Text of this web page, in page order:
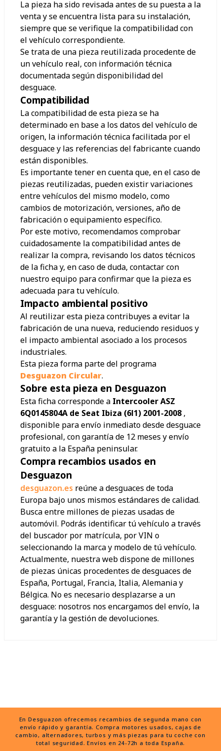
La pieza ha sido revisada antes de su puesta a la
venta y se encuentra lista para su instalación,
siempre que se verifique la compatibilidad con
el vehículo correspondiente.
Se trata de una pieza reutilizada procedente de
un vehículo real, con información técnica
documentada según disponibilidad del
desguace.
Compatibilidad
La compatibilidad de esta pieza se ha
determinado en base a los datos del vehículo de
origen, la información técnica facilitada por el
desguace y las referencias del fabricante cuando
están disponibles.
Es importante tener en cuenta que, en el caso de
piezas reutilizadas, pueden existir variaciones
entre vehículos del mismo modelo, como
cambios de motorización, versiones, año de
fabricación o equipamiento específico.
Por este motivo, recomendamos comprobar
cuidadosamente la compatibilidad antes de
realizar la compra, revisando los datos técnicos
de la ficha y, en caso de duda, contactar con
nuestro equipo para confirmar que la pieza es
adecuada para tu vehículo.
Impacto ambiental positivo
Al reutilizar esta pieza contribuyes a evitar la
fabricación de una nueva, reduciendo residuos y
el impacto ambiental asociado a los procesos
industriales.
Esta pieza forma parte del programa
Desguazon Circular.
Sobre esta pieza en Desguazon
Esta ficha corresponde a Intercooler ASZ
6Q0145804A de Seat Ibiza (6l1) 2001-2008 ,
disponible para envío inmediato desde desguace
profesional, con garantía de 12 meses y envío
gratuito a la España peninsular.
Compra recambios usados en
Desguazon
desguazon.es reúne a desguaces de toda
Europa bajo unos mismos estándares de calidad.
Busca entre millones de piezas usadas de
automóvil. Podrás identificar tú vehículo a través
del buscador por matrícula, por VIN o
seleccionando la marca y modelo de tú vehículo.
Actualmente, nuestra web dispone de millones
de piezas únicas procedentes de desguaces de
España, Portugal, Francia, Italia, Alemania y
Bélgica. No es necesario desplazarse a un
desguace: nosotros nos encargamos del envío, la
garantía y la gestión de devoluciones.
En Desguazon ofrecemos recambios de segunda mano con
envío rápido y garantía. Compra motores usados, cajas de
cambio, alternadores, turbos y más piezas para tu coche con
total seguridad. Envíos en 24-72h a toda España.